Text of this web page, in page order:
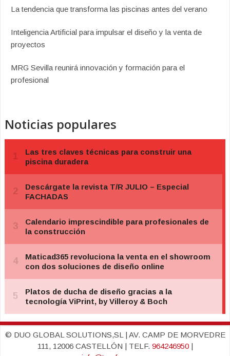
La tendencia que transforma las piscinas antes del verano
Inteligencia Artificial para impulsar el diseño y la venta de
proyectos
MRG Sevilla reunirá innovación y formación para el
profesional
Noticias populares
© DUO GLOBAL SOLUTIONS,SL | AV. CAMP DE MORVEDRE
111, 12006 CASTELLÓN | TELF. 964246950|